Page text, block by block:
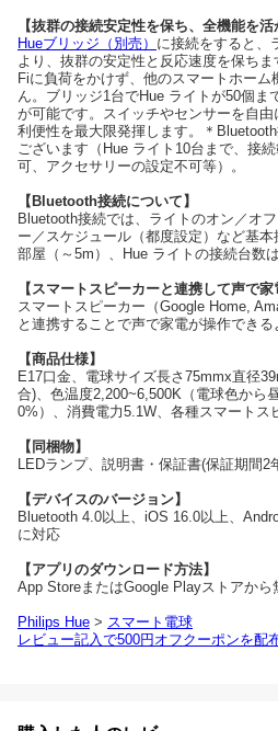
【抜群の接続安定性を保ち、全機能を活
Hueブリッジ（別売） に接続をすると、
より、抜群の安定性と反応速度を保ち
Fiに負荷をかけず、他のスマートホー
ん。ブリッジ1台でHue ライトが50個ま
が可能です。スイッチやセンサーを自
利便性を最大限発揮します。＊
ございます（Hue ライト10台まで、接
可、アクセサリーの設定不可等）。
【Bluetooth接続について】
Bluetooth接続では、ライトのオン／オ
ー／スケジュール（都度設定）など基
部屋（～5m）、Hue ライトの接続台数
【スマートスピーカーと連携して声で家
スマートスピーカー（Google Home,
と連携することで声で家電が操作できる
【商品仕様】
E17口金、電球サイズ長さ75mmx直径
合)、色温度2,200~6,500K（電球色から
0%）、消費電力5.1W、各種スマートス
【同梱物】
LEDランプ、説明書・保証書(保証期間2
【デバイスのバージョン】
Bluetooth 4.0以上、iOS 16.0以上、
に対応
【アプリのダウンロード方法】
App StoreまたはGoogle Playストアから
Philips Hue > スマート電球
レビュー記入で500円オフクーポンを配